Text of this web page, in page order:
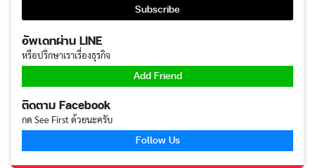
อัพเดทผ่าน LINE
หรือปรึกษาเราเรื่องธุรกิจ
Add Friend
ติดตาม Facebook
กด See First ด้วยนะครับ
Follow Us